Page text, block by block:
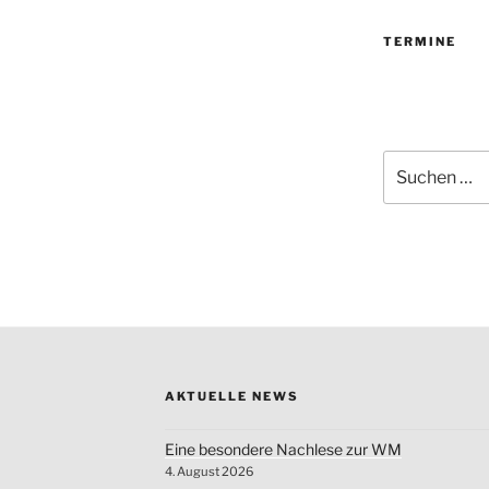
TERMINE
nach:
AKTUELLE NEWS
Eine besondere Nachlese zur WM
4. August 2026